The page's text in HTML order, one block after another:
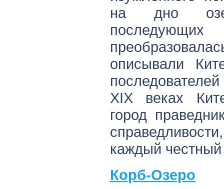
на дно
описывали
XIX веках
город
каждый
Корб-Озеро